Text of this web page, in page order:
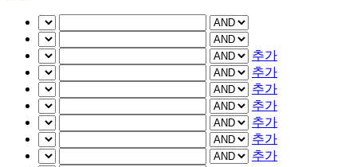
추가
추가
추가
추가
추가
추가
추가